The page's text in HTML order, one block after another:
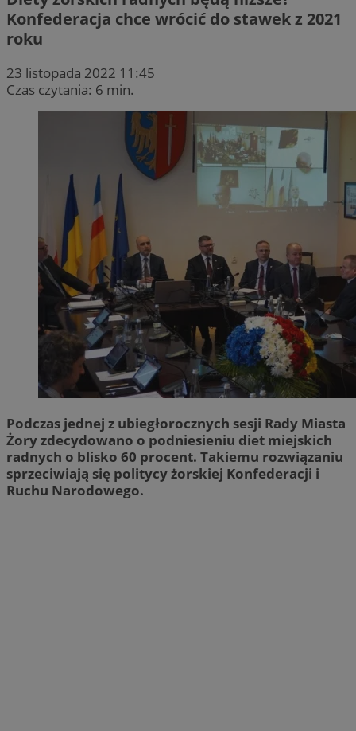
Konfederacja chce wrócić do stawek z 2021
roku
23 listopada 2022 11:45
Czas czytania: 6 min.
Podczas jednej z ubiegłorocznych sesji Rady Miasta
Żory zdecydowano o podniesieniu diet miejskich
radnych o blisko 60 procent. Takiemu rozwiązaniu
sprzeciwiają się politycy żorskiej Konfederacji i
Ruchu Narodowego.